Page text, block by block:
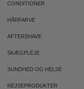
CONDITIONER
HÅRFARVE
AFTERSHAVE
SKÆGPLEJE
SUNDHED OG HELSE
REJSEPRODUKTER